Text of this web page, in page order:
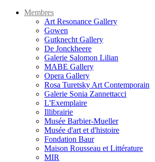
Membres
Art Resonance Gallery
Gowen
Gutknecht Gallery
De Jonckheere
Galerie Salomon Lilian
MABE Gallery
Opera Gallery
Rosa Turetsky Art Contemporain
Galerie Sonia Zannettacci
L'Exemplaire
Illibrairie
Musée Barbier-Mueller
Musée d'art et d'histoire
Fondation Baur
Maison Rousseau et Littérature
MIR